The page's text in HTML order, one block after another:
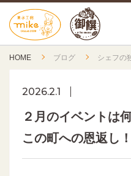
HOME ブログ シェフの
2026.2.1
２月のイベントは
この町への恩返し！